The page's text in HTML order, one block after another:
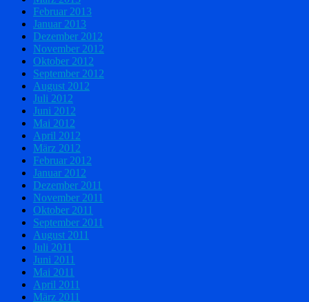
Februar 2013
Januar 2013
Dezember 2012
November 2012
Oktober 2012
September 2012
August 2012
Juli 2012
Juni 2012
Mai 2012
April 2012
März 2012
Februar 2012
Januar 2012
Dezember 2011
November 2011
Oktober 2011
September 2011
August 2011
Juli 2011
Juni 2011
Mai 2011
April 2011
März 2011